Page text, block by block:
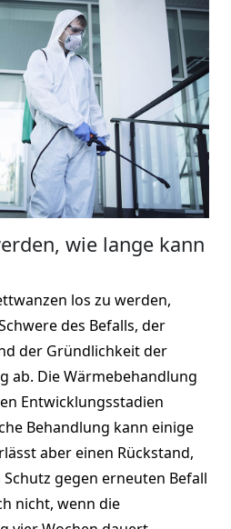
wie lange kann
los zu werden,
des Befalls, der
der Gründlichkeit der
ab. Die Wärmebehandlung
Entwicklungsstadien
Behandlung kann einige
aber einen Rückstand,
gegen erneuten Befall
nicht, wenn die